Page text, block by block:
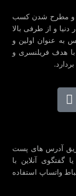
و مطرح شدن کسب
و از طرفی بالا
به عنوان اولین و
با هدف فریلنسری و
طریق آدرس های پست
گفتگوی آنلاین با
واتساپ استفاده